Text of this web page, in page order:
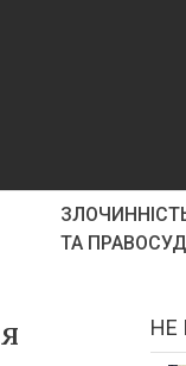
ТА
НЕ